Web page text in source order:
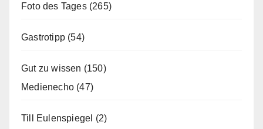
Foto des Tages(265)
Gastrotipp (54)
Gut zu wissen (150)
Medienecho (47)
Till Eulenspiegel (2)